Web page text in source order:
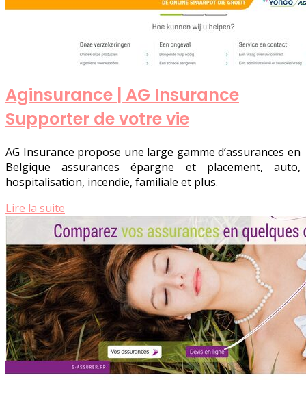
Aginsurance | AG Insurance
Supporter de votre vie
AG Insurance propose une large gamme d’assurances en
Belgique assurances épargne et placement, auto,
hospitalisation, incendie, familiale et plus.
Lire la suite